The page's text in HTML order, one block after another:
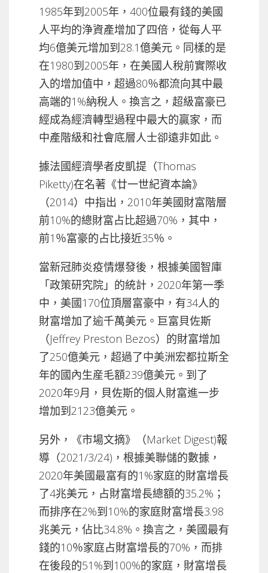
1985年到2005年，400位最有錢的美國
人平均的浄資產增加了四倍，從每人平
均6億美元增加到28.1億美元。同樣的是
在1980到2005年，在美國人稅前實際收
入的增加值中，超過80％都流向其中最
高端的1%納稅人。換言之，超級富豪已
經成為經濟轉型過程中最大的贏家，而
中產階級和社會底層人士卻遠非如此。
據法國經濟學者皮凱提（Thomas
Piketty)在名著《廿一世紀資本論》
（2014）中指出，2010年美國財富階層
前10%的總財富占比超過70%，其中，
前1％富豪的占比接近35％。
當新冠肺炎疫情爆發後，根據美國智庫
「政策研究院」的統計，2020年第一季
中，美國170位頂層富豪中，有34人的
財富增加了逾千萬美元。巨富貝佐斯
（Jeffrey Preston Bezos）的財富增加
了250億美元，超過了中美洲宏都拉斯全
年的國內生産毛額239億美元。到了
2020年9月，貝佐斯的個人財富進一步
增加到2123億美元。
另外，《市場文摘》（Market Digest)報
導（2021/3/24)，根據美聯儲的數據，
2020年美國最富有的1%家庭的財富增長
了4兆美元，占財富增長總額的35.2%；
而排序在2%到10%的家庭財富增長3.98
兆美元，佔比34.8%。換言之，美國最有
錢的10％家庭占財富增長的70%，而排
在後段的51%到100%的家庭，財富增長